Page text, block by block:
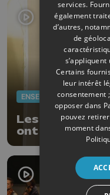
ENSEIGNEMENT
Les élections
ont commencé
services.
également
d’autres,
de
Certains
leur intérêt
consentement
opposer dans
pouvez
moment